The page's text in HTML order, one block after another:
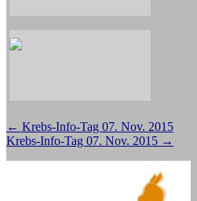
Beitragsnavigation
← Krebs-Info-Tag 07. Nov. 2015
Krebs-Info-Tag 07. Nov. 2015 →